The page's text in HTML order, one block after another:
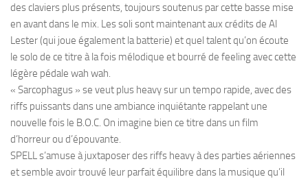
des claviers plus présents, toujours soutenus par cette basse mise
en avant dans le mix. Les soli sont maintenant aux crédits de Al
Lester (qui joue également la batterie) et quel talent qu’on écoute
le solo de ce titre à la fois mélodique et bourré de feeling avec cette
légère pédale wah wah.
« Sarcophagus » se veut plus heavy sur un tempo rapide, avec des
riffs puissants dans une ambiance inquiétante rappelant une
nouvelle fois le B.O.C. On imagine bien ce titre dans un film
d’horreur ou d’épouvante.
SPELL s’amuse à juxtaposer des riffs heavy à des parties aériennes
et semble avoir trouvé leur parfait équilibre dans la musique qu’il